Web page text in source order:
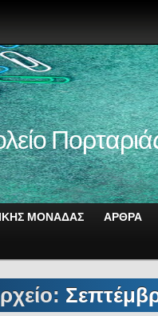
ΜΟΝΑΔΑΣ ΑΡΘΡΑ